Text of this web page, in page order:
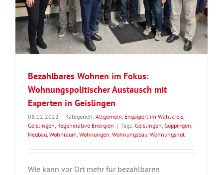
Bezahlbares Wohnen im Fokus:
Wohnungspolitischer Austausch mit
Experten in Geislingen
08.12.2022 | Kategorien: Allgemein Engagiert im Wahlkreis
Geislingen Regenerative Energien | Tags: Geislingen Göppingen
Neubau Wohnraum Wohnungen Wohnungsbau Wohnungsnot
Wie kann vor Ort mehr für bezahlbaren